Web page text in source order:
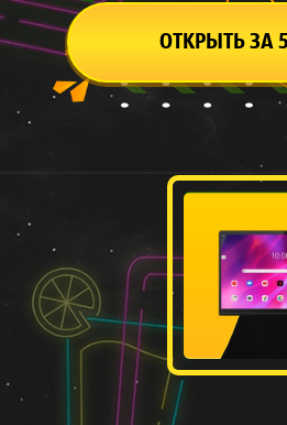
ОТКРЫТЬ ЗА